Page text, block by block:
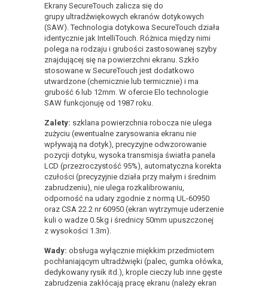
Ekrany SecureTouch zalicza się do
grupy ultradźwiękowych ekranów dotykowych
(SAW). Technologia dotykowa SecureTouch działa
identycznie jak IntelliTouch. Różnica między nimi
polega na rodzaju i grubości zastosowanej szyby
znajdującej się na powierzchni ekranu. Szkło
stosowane w SecureTouch jest dodatkowo
utwardzone (chemicznie lub termicznie) i ma
grubość 6 lub 12mm. W ofercie Elo technologie
SAW funkcjonuję od 1987 roku.
Zalety: szklana powierzchnia robocza nie ulega
zużyciu (ewentualne zarysowania ekranu nie
wpływają na dotyk), precyzyjne odwzorowanie
pozycji dotyku, wysoka transmisja światła panela
LCD (przezroczystość 95%), automatyczna korekta
czułości (precyzyjnie działa przy małym i średnim
zabrudzeniu), nie ulega rozkalibrowaniu,
odporność na udary zgodnie z normą UL-60950
oraz CSA 22.2 nr 60950 (ekran wytrzymuje uderzenie
kuli o wadze 0.5kg i średnicy 50mm upuszczonej
z wysokości 1.3m).
Wady: obsługa wyłącznie miękkim przedmiotem
pochłaniającym ultradźwięki (palec, gumka ołówka,
dedykowany rysik itd.), krople cieczy lub inne gęste
zabrudzenia zakłócają pracę ekranu (należy ekran